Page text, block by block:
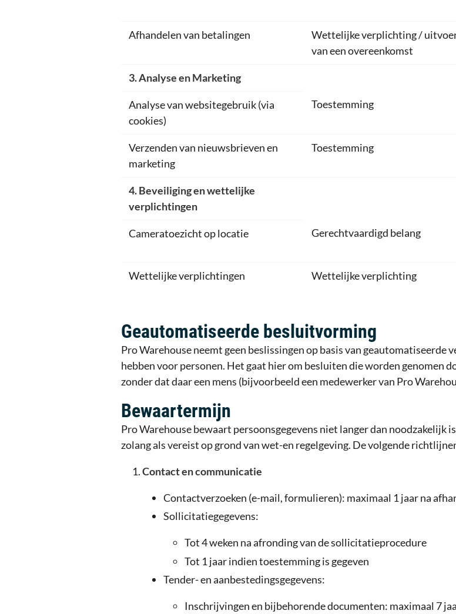
Afhandelen van betalingen
Wettelijke verplichting /
van een overeenkomst
3. Analyse en Marketing
Analyse van websitegebruik (via
cookies)
Toestemming
Verzenden van nieuwsbrieven en
marketing
Toestemming
4. Beveiliging en wettelijke
verplichtingen
Cameratoezicht op locatie Gerechtvaardigd belang
Wettelijke verplichtingen Wettelijke verplichting
Geautomatiseerde besluitvorming
Pro Warehouse neemt geen beslissingen op basis van geautomatiseerde
hebben voor personen. Het gaat hier om besluiten die worden genomen
zonder dat daar een mens (bijvoorbeeld een medewerker van Pro
Bewaartermijn
Pro Warehouse bewaart persoonsgegevens niet langer dan noodzakelijk
zolang als vereist op grond van wet-en regelgeving. De volgende
Contact en communicatie
Contactverzoeken (e-mail, formulieren): maximaal 1 jaar na
Sollicitatiegegevens:
Tot 4 weken na afronding van de sollicitatieprocedure
Tot 1 jaar indien toestemming is gegeven
Tender- en aanbestedingsgegevens:
Inschrijvingen en bijbehorende documenten: maximaal 7